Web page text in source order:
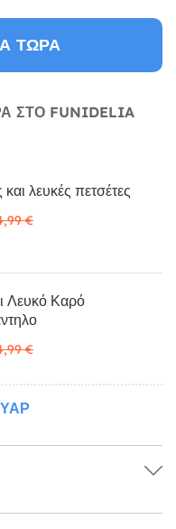
ΤΏΡΑ
ΣΤΟ FUNIDELIA
και λευκές πετσέτες
€
Λευκό Καρό
€